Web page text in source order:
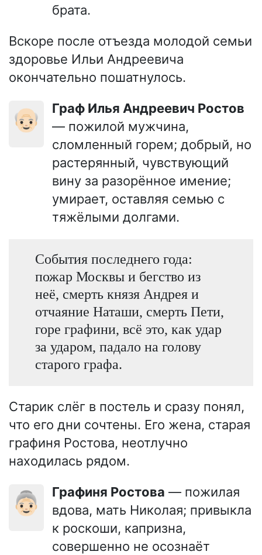
брата.
Вскоре после отъезда молодой семьи
здоровье Ильи Андреевича
окончательно пошатнулось.
👴🏻
Граф Илья Андреевич Ростов
— пожилой мужчина,
сломленный горем; добрый, но
растерянный, чувствующий
вину за разорённое имение;
умирает, оставляя семью с
тяжёлыми долгами.
События последнего года:
пожар Москвы и бегство из
неё, смерть князя Андрея и
отчаяние Наташи, смерть Пети,
горе графини, всё это, как удар
за ударом, падало на голову
старого графа.
Старик слёг в постель и сразу понял,
что его дни сочтены. Его жена, старая
графиня Ростова, неотлучно
находилась рядом.
👵🏻 Графиня Ростова — пожилая
вдова, мать Николая; привыкла
к роскоши, капризна,
совершенно не осознаёт